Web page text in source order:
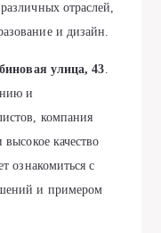
отраслей,
и дизайн.
улица, 43.
и
компания
качество
ознакомиться с
и примером